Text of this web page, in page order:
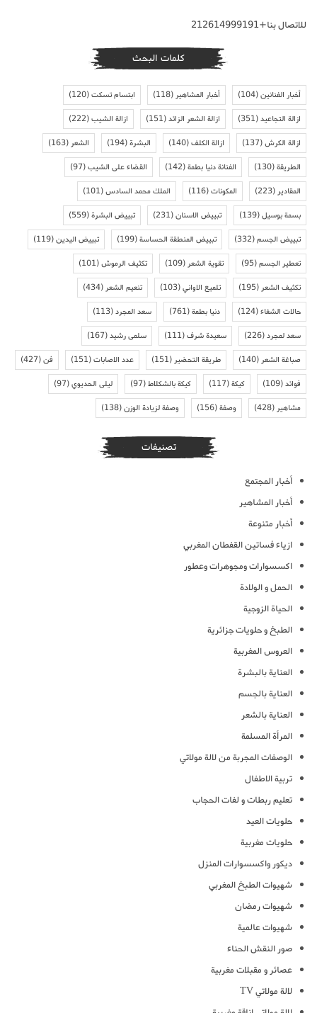
للاتصال بنا+212614999191
كلمات البحث
أخبار الفنانين(104) أخبار المشاهير(118) ابتسام تسكت(120)
ازالة التجاعيد(351) ازالة الشعر الزائد(151) ازالة الشيب(222)
ازالة الكرش(137) ازالة الكلف(140) البشرة(194) الشعر(163)
الطريقة(130) الفنانة دنيا بطمة(142) القضاء على الشيب(97)
المقادير(223) المكونات(116) الملك محمد السادس(101)
بسمة بوسيل(139) تبييض الاسنان(231) تبييض البشرة(559)
تبييض الجسم(332) تبييض المنطقة الحساسة(199) تبييض اليدين(119)
تعطير الجسم(95) تقوية الشعر(109) تكثيف الرموش(101)
تكثيف الشعر(195) تلميع الاواني(103) تنعيم الشعر(434)
حالات الشفاء(124) دنيا بطمة(761) سعد المجرد(113)
سعد لمجرد(226) سعيدة شرف(111) سلمى رشيد(167)
صباغة الشعر(140) طريقة التحضير(151) عدد الاصابات(151) فن(427)
فوائد(109) كيكة(117) كيكة بالشكلاط(97) ليلى الحديوي(97)
مشاهير(428) وصفة(156) وصفة لزيادة الوزن(138)
تصنيفات
أخبار المجتمع
أخبار المشاهير
أخبار متنوعة
ازياء فساتين القفطان المغربي
اكسسوارات ومجوهرات وعطور
الحمل و الولادة
الحياة الزوجية
الطبخ و حلويات جزائرية
العروس المغربية
العناية بالبشرة
العناية بالجسم
العناية بالشعر
المرأة المسلمة
الوصفات المجربة من لالة مولاتي
تربية الاطفال
تعليم ربطات و لفات الحجاب
حلويات العيد
حلويات مغربية
ديكور واكسسوارات المنزل
شهيوات الطبخ المغربي
شهيوات رمضان
شهيوات عالمية
صور النقش الحناء
عصائر و مقبلات مغربية
لالة مولاتي TV